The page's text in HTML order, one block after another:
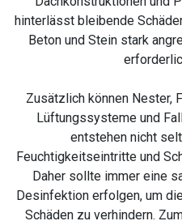
hinterlässt bleibende
Beton und Stein stark
Zusätzlich können Nester,
Lüftungssysteme und
entstehen nicht
Feuchtigkeitseintritte und
Daher sollte immer eine
Desinfektion erfolgen, um
Schäden zu verhindern.